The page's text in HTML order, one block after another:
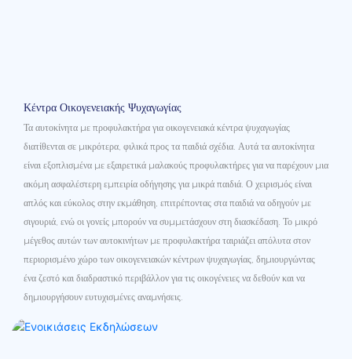
Κέντρα Οικογενειακής Ψυχαγωγίας
Τα αυτοκίνητα με προφυλακτήρα για οικογενειακά κέντρα ψυχαγωγίας
διατίθενται σε μικρότερα, φιλικά προς τα παιδιά σχέδια. Αυτά τα αυτοκίνητα
είναι εξοπλισμένα με εξαιρετικά μαλακούς προφυλακτήρες για να παρέχουν μια
ακόμη ασφαλέστερη εμπειρία οδήγησης για μικρά παιδιά. Ο χειρισμός είναι
απλός και εύκολος στην εκμάθηση, επιτρέποντας στα παιδιά να οδηγούν με
σιγουριά, ενώ οι γονείς μπορούν να συμμετάσχουν στη διασκέδαση. Το μικρό
μέγεθος αυτών των αυτοκινήτων με προφυλακτήρα ταιριάζει απόλυτα στον
περιορισμένο χώρο των οικογενειακών κέντρων ψυχαγωγίας, δημιουργώντας
ένα ζεστό και διαδραστικό περιβάλλον για τις οικογένειες να δεθούν και να
δημιουργήσουν ευτυχισμένες αναμνήσεις.